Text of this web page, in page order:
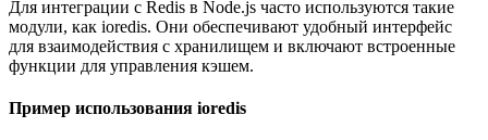
Для интеграции с Redis в Node.js часто используются такие
модули, как ioredis. Они обеспечивают удобный интерфейс
для взаимодействия с хранилищем и включают встроенные
функции для управления кэшем.
Пример использования ioredis